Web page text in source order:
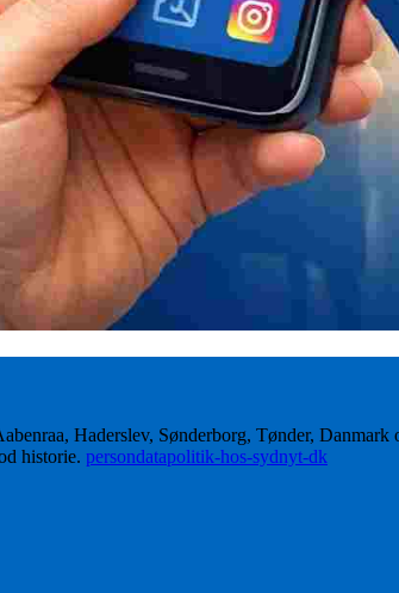
Haderslev, Sønderborg, Tønder,
historie. persondatapolitik-hos-sydnyt-dk